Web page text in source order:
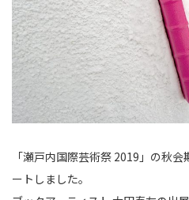
「瀬戸内国際芸術祭 2019」の秋
ートしました。